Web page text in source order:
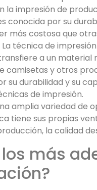
la impresión de
conocida por su
más costosa que
técnica de
a un
camisetas y otros
su durabilidad y su
de impresión.
amplia variedad de
tiene sus propias
la calidad
más